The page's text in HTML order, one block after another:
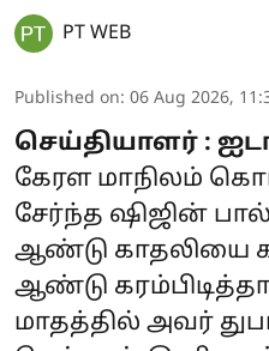
PT WEB
Published on: 06 Aug 2026,
செய்தியாளர் :
கேரள மாநிலம்
சேர்ந்த ஷிஜின்
ஆண்டு காதலியை
ஆண்டு
மாதத்தில் அவர்